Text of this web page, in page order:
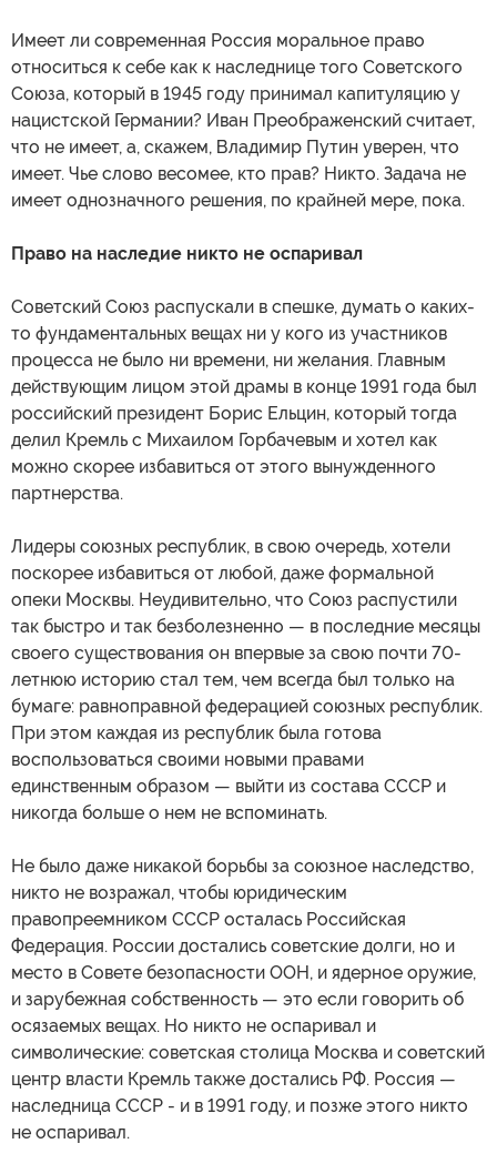
Имеет ли современная Россия моральное право
относиться к себе как к наследнице того Советского
Союза, который в 1945 году принимал капитуляцию у
нацистской Германии? Иван Преображенский считает,
что не имеет, а, скажем, Владимир Путин уверен, что
имеет. Чье слово весомее, кто прав? Никто. Задача не
имеет однозначного решения, по крайней мере, пока.
Право на наследие никто не оспаривал
Советский Союз распускали в спешке, думать о каких-
то фундаментальных вещах ни у кого из участников
процесса не было ни времени, ни желания. Главным
действующим лицом этой драмы в конце 1991 года был
российский президент Борис Ельцин, который тогда
делил Кремль с Михаилом Горбачевым и хотел как
можно скорее избавиться от этого вынужденного
партнерства.
Лидеры союзных республик, в свою очередь, хотели
поскорее избавиться от любой, даже формальной
опеки Москвы. Неудивительно, что Союз распустили
так быстро и так безболезненно — в последние месяцы
своего существования он впервые за свою почти 70-
летнюю историю стал тем, чем всегда был только на
бумаге: равноправной федерацией союзных республик.
При этом каждая из республик была готова
воспользоваться своими новыми правами
единственным образом — выйти из состава СССР и
никогда больше о нем не вспоминать.
Не было даже никакой борьбы за союзное наследство,
никто не возражал, чтобы юридическим
правопреемником СССР осталась Российская
Федерация. России достались советские долги, но и
место в Совете безопасности ООН, и ядерное оружие,
и зарубежная собственность — это если говорить об
осязаемых вещах. Но никто не оспаривал и
символические: советская столица Москва и советский
центр власти Кремль также достались РФ. Россия —
наследница СССР - и в 1991 году, и позже этого никто
не оспаривал.